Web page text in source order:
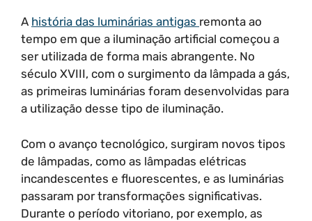
A história das luminárias antigas remonta ao
tempo em que a iluminação artificial começou a
ser utilizada de forma mais abrangente. No
século XVIII, com o surgimento da lâmpada a gás,
as primeiras luminárias foram desenvolvidas para
a utilização desse tipo de iluminação.
Com o avanço tecnológico, surgiram novos tipos
de lâmpadas, como as lâmpadas elétricas
incandescentes e fluorescentes, e as luminárias
passaram por transformações significativas.
Durante o período vitoriano, por exemplo, as